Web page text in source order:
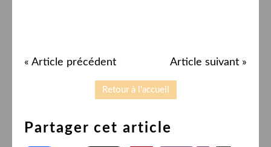
« Article précédent Article suivant »
Retour à l'accueil
Partager cet article